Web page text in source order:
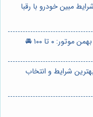
مبین خودرو با رقبا
۰ تا ۱۰۰ 🚘
شرایط و انتخاب